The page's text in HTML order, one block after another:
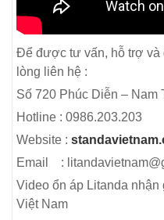
Để được tư vấn, hỗ trợ và
lòng liên hệ :
Số 720 Phúc Diễn – Nam
Hotline : 0986.203.203
Website :
Email :
Video ổn áp Litanda
Việt Nam